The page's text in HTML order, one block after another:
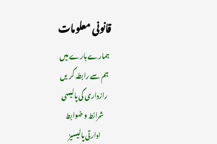
قانونی معلومات
ہمارے بارے میں
ہم سے رابطہ کریں
رازداری کی پالیسی
شرائط و ضوابط
ادارتی پالیسیز